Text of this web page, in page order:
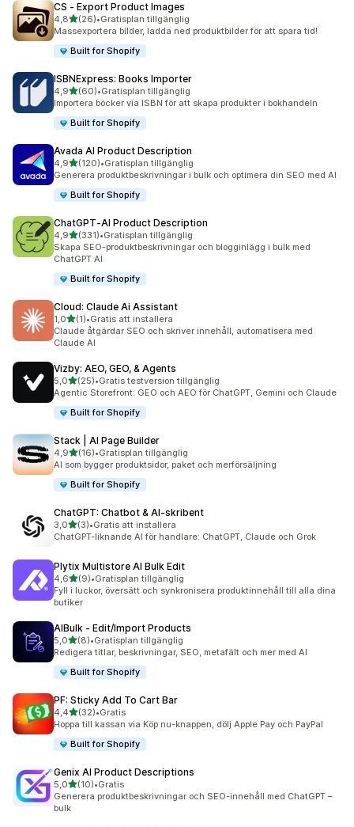
CS ‑ Export Product Images
4,8av 5 stjärnor
(26)
26 recensioner totalt
•Gratisplan tillgänglig
Massexportera bilder, ladda ned produktbilder för att spara tid!
Built for Shopify
ISBNExpress: Books Importer
4,9av 5 stjärnor
(60)
60 recensioner totalt
•Gratisplan tillgänglig
Importera böcker via ISBN för att skapa produkter i bokhandeln
Built for Shopify
Avada AI Product Description
4,9av 5 stjärnor
(120)
120 recensioner totalt
•Gratisplan tillgänglig
Generera produktbeskrivningar i bulk och optimera din SEO med AI
Built for Shopify
ChatGPT‑AI Product Description
4,9av 5 stjärnor
(331)
331 recensioner totalt
•Gratisplan tillgänglig
Skapa SEO-produktbeskrivningar och blogginlägg i bulk med
ChatGPT AI
Built for Shopify
Cloud: Claude Ai Assistant
1,0av 5 stjärnor
(1)
1 recensioner totalt
•Gratis att installera
Claude åtgärdar SEO och skriver innehåll, automatisera med
Claude AI
Vizby: AEO, GEO, & Agents
5,0av 5 stjärnor
(25)
25 recensioner totalt
•Gratis testversion tillgänglig
Agentic Storefront: GEO och AEO för ChatGPT, Gemini och Claude
Built for Shopify
Stack | AI Page Builder
4,9av 5 stjärnor
(16)
16 recensioner totalt
•Gratisplan tillgänglig
AI som bygger produktsidor, paket och merförsäljning
Built for Shopify
ChatGPT: Chatbot & AI‑skribent
3,0av 5 stjärnor
(3)
3 recensioner totalt
•Gratis att installera
ChatGPT-liknande AI för handlare: ChatGPT, Claude och Grok
Plytix Multistore AI Bulk Edit
4,6av 5 stjärnor
(9)
9 recensioner totalt
•Gratisplan tillgänglig
Fyll i luckor, översätt och synkronisera produktinnehåll till alla dina
butiker
AIBulk ‑ Edit/Import Products
5,0av 5 stjärnor
(8)
8 recensioner totalt
•Gratisplan tillgänglig
Redigera titlar, beskrivningar, SEO, metafält och mer med AI
Built for Shopify
PF: Sticky Add To Cart Bar
4,4av 5 stjärnor
(32)
32 recensioner totalt
•Gratis
Hoppa till kassan via Köp nu-knappen, dölj Apple Pay och PayPal
Built for Shopify
Genix AI Product Descriptions
5,0av 5 stjärnor
(10)
10 recensioner totalt
•Gratis
Generera produktbeskrivningar och SEO-innehåll med ChatGPT –
bulk